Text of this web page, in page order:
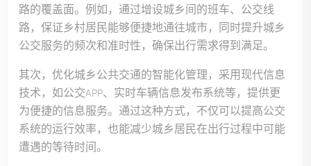
路的覆盖面。例如，通过增设城乡间的班车、公交线
路，保证乡村居民能够便捷地通往城市，同时提升城乡
公交服务的频次和准时性，确保出行需求得到满足。
其次，优化城乡公共交通的智能化管理，采用现代信息
技术，如公交APP、实时车辆信息发布系统等，提供更
为便捷的信息服务。通过这种方式，不仅可以提高公交
系统的运行效率，也能减少城乡居民在出行过程中可能
遭遇的等待时间。